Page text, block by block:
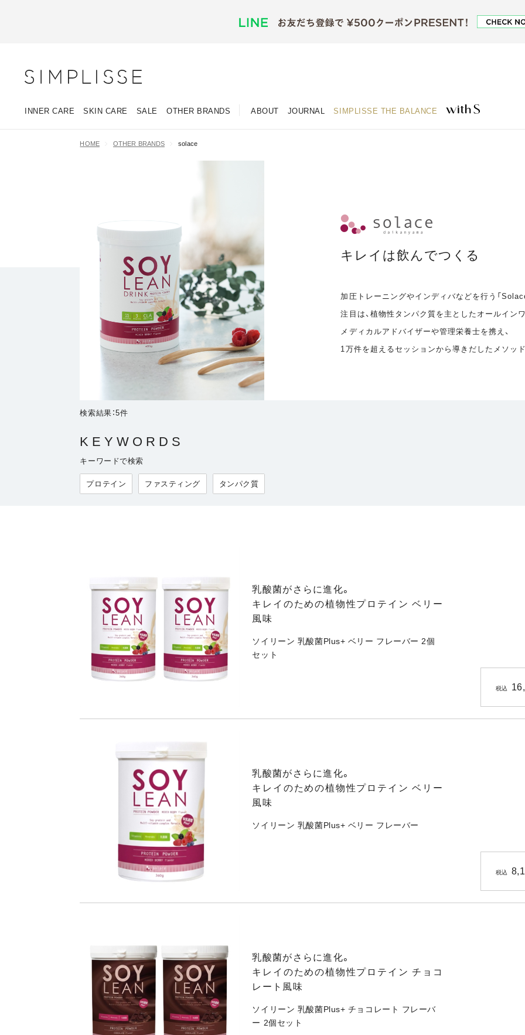
INNER CARE SKIN CARE SALE OTHER BRANDS ABOUT JOURNAL SIMPLISSE THE BALANCE
HOME OTHER BRANDS solace
キレイは飲んでつくる
加圧トレーニングやインディバなどを行う「
注目は、植物性タンパク質を主としたオールインワ
メディカルアドバイザーや管理栄養士を携え、
1万件を超えるセッションから導きだしたメソッ
検索結果：5件
KEYWORDS
キーワードで検索
プロテイン ファスティング タンパク質
乳酸菌がさらに進化。
キレイのための植物性プロテイン ベリー
風味
ソイリーン 乳酸菌Plus+ ベリー フレーバー 2個
セット
税込
乳酸菌がさらに進化。
キレイのための植物性プロテイン ベリー
風味
ソイリーン 乳酸菌Plus+ ベリー フレーバー
税込
乳酸菌がさらに進化。
キレイのための植物性プロテイン チョコ
レート風味
ソイリーン 乳酸菌Plus+ チョコレート フレーバ
ー 2個セット